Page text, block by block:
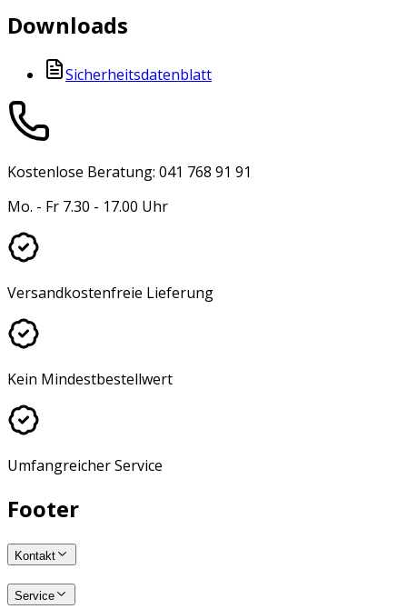
Downloads
Sicherheitsdatenblatt
Kostenlose Beratung: 041 768 91 91
Mo. - Fr 7.30 - 17.00 Uhr
Versandkostenfreie Lieferung
Kein Mindestbestellwert
Umfangreicher Service
Footer
Kontakt
Service